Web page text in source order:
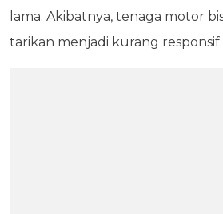
lama. Akibatnya, tenaga motor
tarikan menjadi kurang responsif.